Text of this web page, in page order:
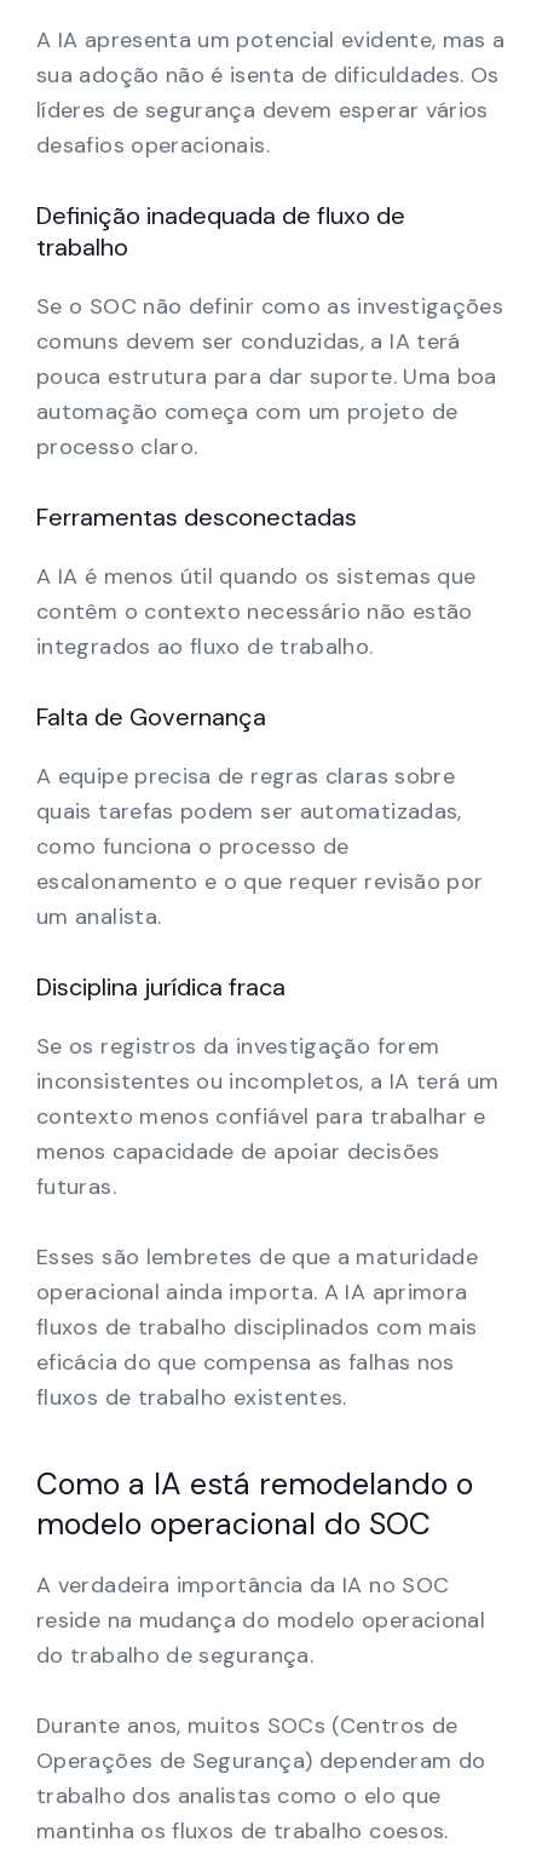
A IA apresenta um potencial evidente, mas a
sua adoção não é isenta de dificuldades. Os
líderes de segurança devem esperar vários
desafios operacionais.
Definição inadequada de fluxo de
trabalho
Se o SOC não definir como as investigações
comuns devem ser conduzidas, a IA terá
pouca estrutura para dar suporte. Uma boa
automação começa com um projeto de
processo claro.
Ferramentas desconectadas
A IA é menos útil quando os sistemas que
contêm o contexto necessário não estão
integrados ao fluxo de trabalho.
Falta de Governança
A equipe precisa de regras claras sobre
quais tarefas podem ser automatizadas,
como funciona o processo de
escalonamento e o que requer revisão por
um analista.
Disciplina jurídica fraca
Se os registros da investigação forem
inconsistentes ou incompletos, a IA terá um
contexto menos confiável para trabalhar e
menos capacidade de apoiar decisões
futuras.
Esses são lembretes de que a maturidade
operacional ainda importa. A IA aprimora
fluxos de trabalho disciplinados com mais
eficácia do que compensa as falhas nos
fluxos de trabalho existentes.
Como a IA está remodelando o
modelo operacional do SOC
A verdadeira importância da IA no SOC
reside na mudança do modelo operacional
do trabalho de segurança.
Durante anos, muitos SOCs (Centros de
Operações de Segurança) dependeram do
trabalho dos analistas como o elo que
mantinha os fluxos de trabalho coesos.